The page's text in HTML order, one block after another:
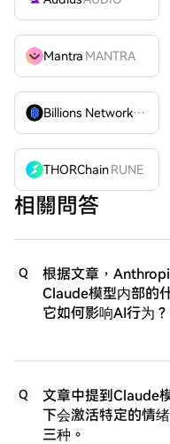
Mantra MANTRA
Billions Network
BILL
THORChainRUNE
相關問答
Q
根据文章，
Claude模型内部的
它如何影响AI行为？
Q
文章中提到Claude
下会激活特定的情
三种。